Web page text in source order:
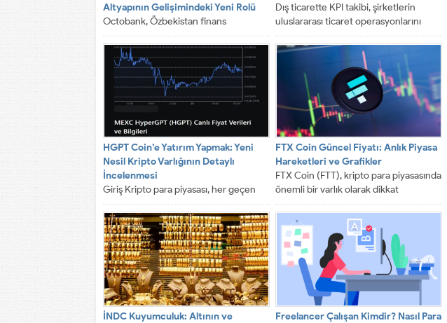
Altyapının Gelişimindeki Yeni Rolü
Octobank, Özbekistan finans
sektörünün dijital dönüşümü
sürecinde bankaların yeni rolüne örnek
olarak değerlendirilmektedir.
Özbekistan’ın finans...
Dış ticarette KPI takibi, şirketlerin
uluslararası ticaret operasyonlarını
ölçülebilir verilerle yönetmesini ve
stratejik hedeflerine ulaşmasını...
HGPT Coin’e Yatırım Yapmak: Yeni
Nesil Kripto Varlığının Detaylı
İncelenmesi
Giriş Kripto para piyasası, her geçen
gün büyüyen ve değişen bir alan haline
gelmektedir. Bu...
FTX Coin Güncel Fiyatı: Anlık Piyasa
Hareketleri ve Grafikler
FTX Coin (FTT), kripto para piyasasında
önemli bir varlık olarak dikkat
çekmektedir. Bu makalede, FTX...
İNDC Kuyumculuk: Altının ve
Freelancer Çalışan Kimdir? Nasıl Para